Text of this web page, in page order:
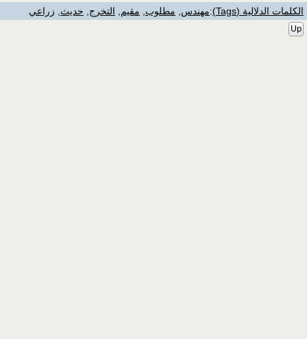
الكلمات الدلالية (Tags) :مهندس, مطلوب, مقيم, التخرج, حديث, زراعي
Up